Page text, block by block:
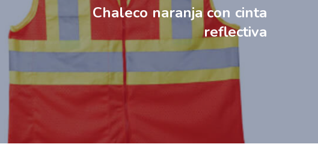
Chaleco naranja con cinta
reflectiva